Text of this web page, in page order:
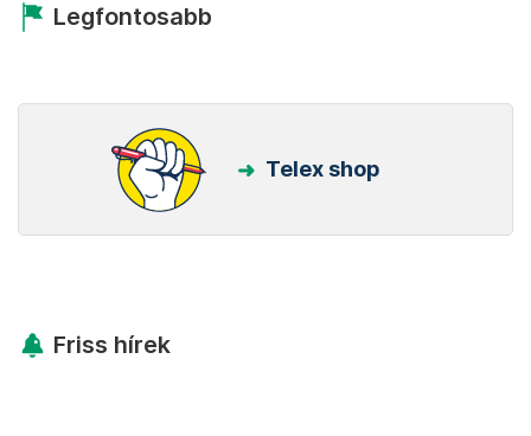
Legfontosabb
Telex shop
Friss hírek